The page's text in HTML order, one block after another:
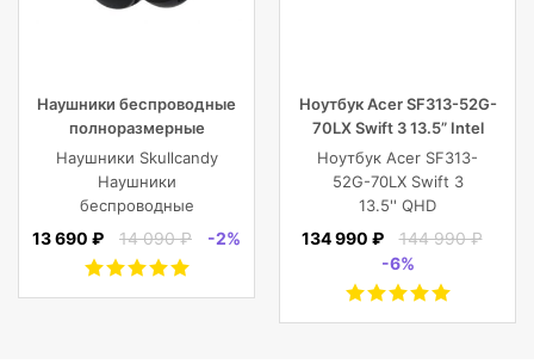
Наушники беспроводные
полноразмерные
Skullcandy CRUSHER EVO
WIRELESS OVER-EAR,
черные
Наушники Skullcandy
Наушники
беспроводные
полноразмерные
WIRELESS OVER-EAR,
черные
13 690 ₽ 14 090 ₽ -2%
Ноутбук Acer SF313-52G-
70LX Swift 3 13.5” Intel
Core i7 16 GB 1TB SSD,
Silver
Ноутбук Acer SF313-
52G-70LX Swift 3
13.5'' QHD
(2256x1504) IPS/Intel
Core i7-1065G7
1.30GHz Quad/16
GB+1TB SSD/GF
MX350 2
134 990 ₽
144 990 ₽
-6%